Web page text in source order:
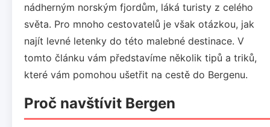
nádherným norským fjordům, láká turisty z celého
světa. Pro mnoho cestovatelů je však otázkou, jak
najít levné letenky do této malebné destinace. V
tomto článku vám představíme několik tipů a triků,
které vám pomohou ušetřit na cestě do Bergenu.
Proč navštívit Bergen